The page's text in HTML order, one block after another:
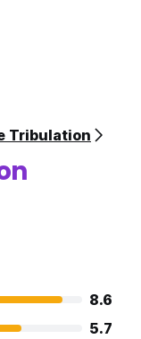
Tribulation
8.6
5.7